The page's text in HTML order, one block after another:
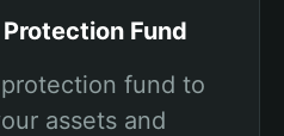
Fund
fund to
assets and